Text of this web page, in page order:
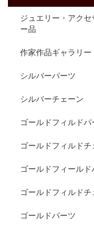
ジュエリー・アク
ー品
作家作品ギャラリー
シルバーパーツ
シルバーチェーン
ゴールドフィルド
ゴールドフィルド
ゴールドフィール
ゴールドフィルド
ゴールドパーツ